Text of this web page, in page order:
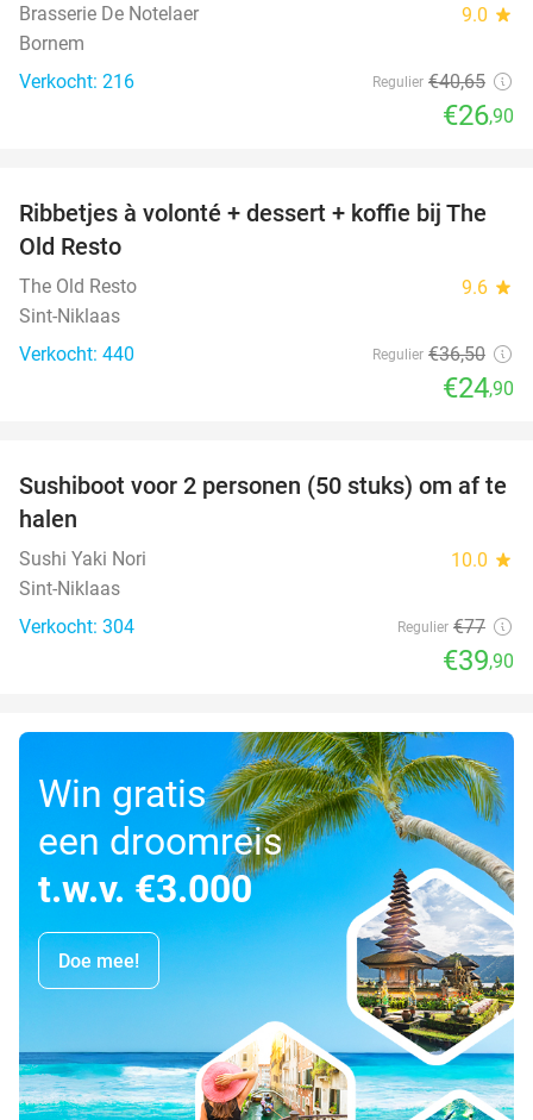
Brasserie De Notelaer 9.0 star
Bornem
Verkocht: 216
Regulier €40,65
€26,90
32%
Ribbetjes à volonté + dessert + koffie bij The
Old Resto
The Old Resto 9.6 star
Sint-Niklaas
Verkocht: 440
Regulier €36,50
€24,90
48%
Sushiboot voor 2 personen (50 stuks) om af te
halen
Sushi Yaki Nori 10.0 star
Sint-Niklaas
Verkocht: 304
Regulier €77
€39,90
Win gratis
een droomreis
t.w.v. €3.000
Doe mee!